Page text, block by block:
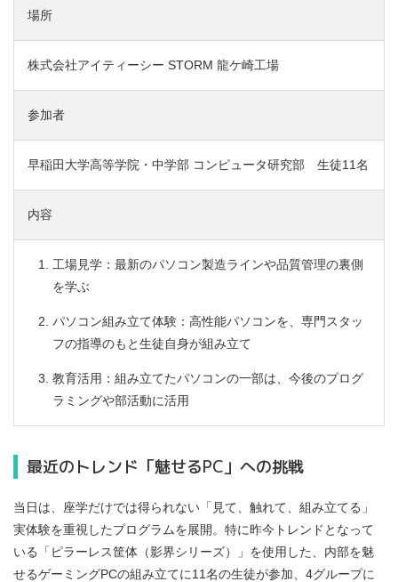
場所
株式会社アイティーシー STORM 龍ケ崎工場
参加者
早稲田大学高等学院・中学部 コンピュータ研究部 生徒11名
内容
工場見学：最新のパソコン製造ラインや品質管理の裏側
を学ぶ
パソコン組み立て体験：高性能パソコンを、専門スタッ
フの指導のもと生徒自身が組み立て
教育活用：組み立てたパソコンの一部は、今後のプログ
ラミングや部活動に活用
最近のトレンド「魅せるPC」への挑戦
当日は、座学だけでは得られない「見て、触れて、組み立てる」
実体験を重視したプログラムを展開。特に昨今トレンドとなって
いる「ピラーレス筐体（影界シリーズ）」を使用した、内部を魅
せるゲーミングPCの組み立てに11名の生徒が参加、4グループに